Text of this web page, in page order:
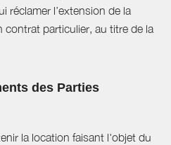
réclamer l’extension de la
contrat particulier, au titre de la
des Parties
la location faisant l'objet du